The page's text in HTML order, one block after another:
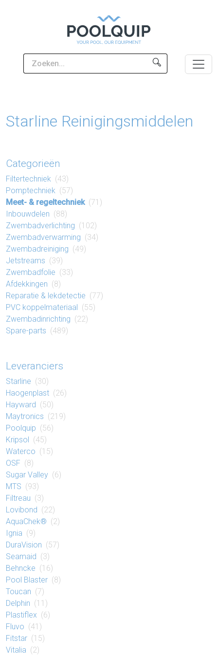
Starline Reinigings​middelen
Categorieën
Filter​techniek (43)
Pomp​techniek (57)
Meet- & regel​techniek (71)
Inbouw​delen (88)
Zwembad​verlichting (102)
Zwembad​verwarming (34)
Zwembad​reiniging (49)
Jetstreams (39)
Zwembad​folie (33)
Af​dek​king​en (8)
Reparatie​ & lek​detectie (77)
PVC koppel​materiaal (55)
Zwembad​inrichting (22)
Spare-parts (489)
Leveranciers
Starline (30)
Haogenplast (26)
Hayward (50)
Maytronics (219)
Poolquip (56)
Kripsol (45)
Waterco (15)
OSF (8)
Sugar Valley (6)
MTS (93)
Filtreau (3)
Lovibond (22)
AquaChek® (2)
Ignia (9)
DuraVision (57)
Seamaid (3)
Behncke (16)
Pool Blaster (8)
Toucan (7)
Delphin (11)
Plastiflex (6)
Fluvo (41)
Fitstar (15)
Vitalia (2)